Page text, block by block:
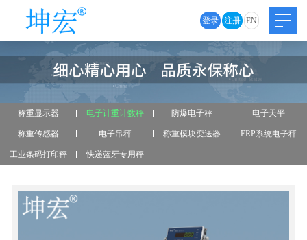
登录 注册 EN
称重显示器 电子计重计数秤 防爆电子秤 电子天平
称重传感器 电子吊秤 称重模块变送器 ERP系统电子秤
工业条码打印秤 快递蓝牙专用秤